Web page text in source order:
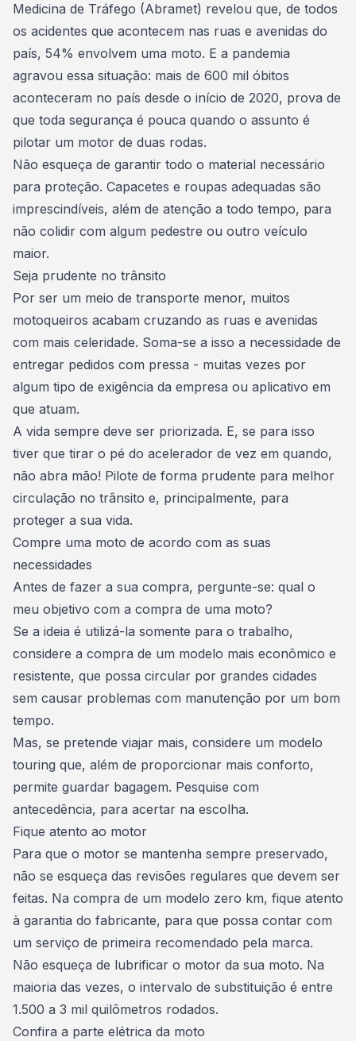
Medicina de Tráfego (Abramet) revelou que, de todos
os acidentes que acontecem nas ruas e avenidas do
país, 54% envolvem uma moto. E a pandemia
agravou essa situação: mais de 600 mil óbitos
aconteceram no país desde o início de 2020, prova de
que toda segurança é pouca quando o assunto é
pilotar um motor de duas rodas.
Não esqueça de garantir todo o material necessário
para proteção. Capacetes e roupas adequadas são
imprescindíveis, além de atenção a todo tempo, para
não colidir com algum pedestre ou outro veículo
maior.
Seja prudente no trânsito
Por ser um meio de transporte menor, muitos
motoqueiros acabam cruzando as ruas e avenidas
com mais celeridade. Soma-se a isso a necessidade de
entregar pedidos com pressa - muitas vezes por
algum tipo de exigência da empresa ou aplicativo em
que atuam.
A vida sempre deve ser priorizada. E, se para isso
tiver que tirar o pé do acelerador de vez em quando,
não abra mão! Pilote de forma prudente para melhor
circulação no trânsito e, principalmente, para
proteger a sua vida.
Compre uma moto de acordo com as suas
necessidades
Antes de fazer a sua compra, pergunte-se: qual o
meu objetivo com a compra de uma moto?
Se a ideia é utilizá-la somente para o trabalho,
considere a compra de um modelo mais econômico e
resistente, que possa circular por grandes cidades
sem causar problemas com manutenção por um bom
tempo.
Mas, se pretende viajar mais, considere um modelo
touring que, além de proporcionar mais conforto,
permite guardar bagagem. Pesquise com
antecedência, para acertar na escolha.
Fique atento ao motor
Para que o motor se mantenha sempre preservado,
não se esqueça das revisões regulares que devem ser
feitas. Na compra de um modelo zero km, fique atento
à garantia do fabricante, para que possa contar com
um serviço de primeira recomendado pela marca.
Não esqueça de lubrificar o motor da sua moto. Na
maioria das vezes, o intervalo de substituição é entre
1.500 a 3 mil quilômetros rodados.
Confira a parte elétrica da moto